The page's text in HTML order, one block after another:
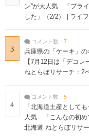
ン”が大人気 「プラ
した」（2/2） | ライ
3
コメント数： 7
兵庫県の「ケーキ」
【7月12日は「デコ
ねとらぼリサーチ：2
4
コメント数： 5
「北海道土産として
人気 「こんなの初め
北海道 ねとらぼリサ